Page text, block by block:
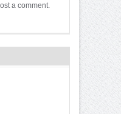
a comment.